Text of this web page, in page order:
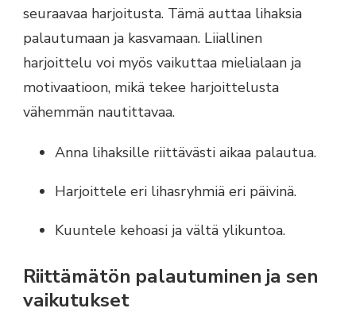
seuraavaa harjoitusta. Tämä auttaa lihaksia
palautumaan ja kasvamaan. Liiallinen
harjoittelu voi myös vaikuttaa mielialaan ja
motivaatioon, mikä tekee harjoittelusta
vähemmän nautittavaa.
Anna lihaksille riittävästi aikaa palautua.
Harjoittele eri lihasryhmiä eri päivinä.
Kuuntele kehoasi ja vältä ylikuntoa.
Riittämätön palautuminen ja sen
vaikutukset